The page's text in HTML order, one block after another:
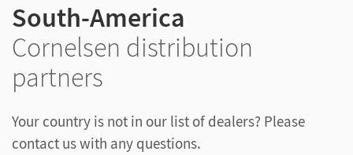
South-America
Cornelsen distribution
partners
Your country is not in our list of dealers? Please
contact us with any questions.